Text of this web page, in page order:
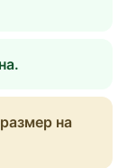
на